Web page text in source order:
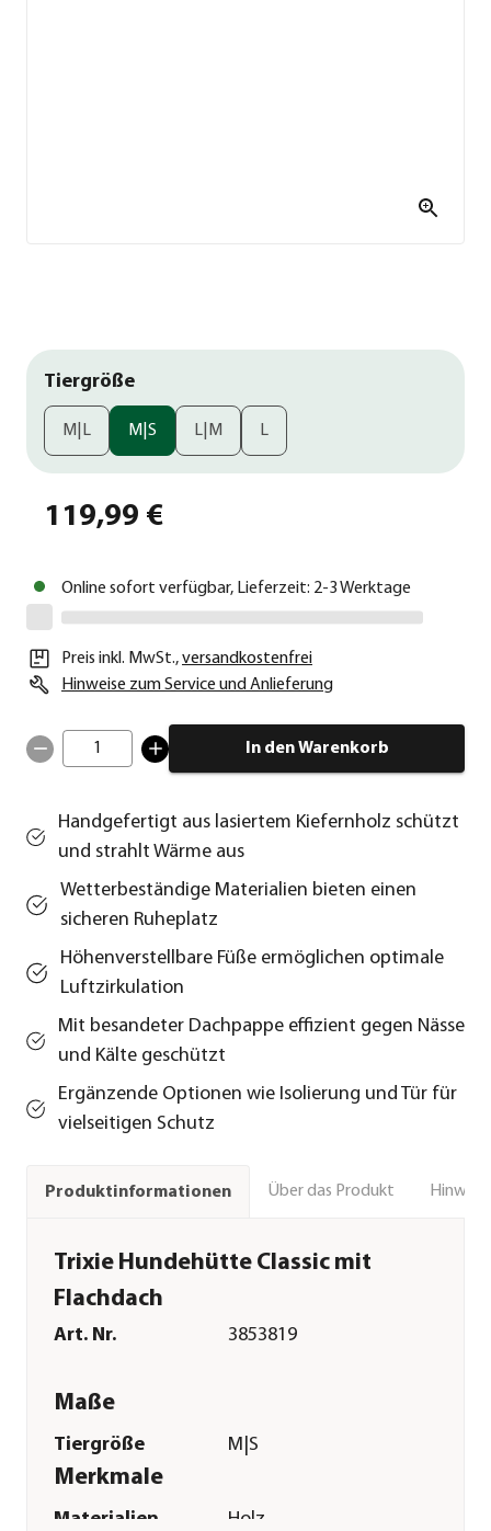
Tiergröße
M|L M|S L|M L
119,99 €
Online sofort verfügbar, Lieferzeit: 2-3 Werktage
Preis inkl. MwSt.,versandkostenfrei
Hinweise zum Service und Anlieferung
1 In den Warenkorb
Handgefertigt aus lasiertem Kiefernholz schützt
und strahlt Wärme aus
Wetterbeständige Materialien bieten einen
sicheren Ruheplatz
Höhenverstellbare Füße ermöglichen optimale
Luftzirkulation
Mit besandeter Dachpappe effizient gegen Nässe
und Kälte geschützt
Ergänzende Optionen wie Isolierung und Tür für
vielseitigen Schutz
Produktinformationen Über das Produkt
Trixie Hundehütte Classic mit
Flachdach
Art. Nr. 3853819
Maße
Tiergröße M|S
Merkmale
Materialien Holz